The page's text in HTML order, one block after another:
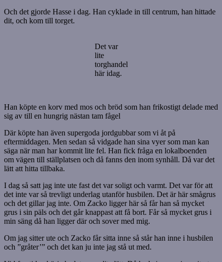
Och det gjorde Hasse i dag. Han cyklade in till centrum, han hittade
dit, och kom till torget.
Det var
lite
torghandel
här idag.
Han köpte en korv med mos och bröd som han frikostigt delade med
sig av till en hungrig nästan tam fågel
Där köpte han även supergoda jordgubbar som vi åt på
eftermiddagen. Men sedan så vidgade han sina vyer som man kan
säga när man har kommit lite fel. Han fick fråga en lokalboenden
om vägen till ställplatsen och då fanns den inom synhåll. Då var det
lätt att hitta tillbaka.
I dag så satt jag inte ute fast det var soligt och varmt. Det var för att
det inte var så trevligt underlag utanför husbilen. Det är här smågrus
och det gillar jag inte. Om Zacko ligger här så får han så mycket
grus i sin päls och det går knappast att få bort. Får så mycket grus i
min säng då han ligger där och sover med mig.
Om jag sitter ute och Zacko får sitta inne så står han inne i husbilen
och ”gråter’” och det kan ju inte jag stå ut med.